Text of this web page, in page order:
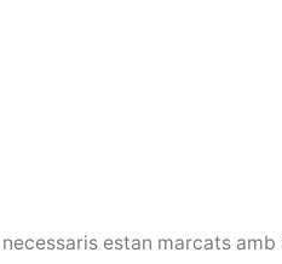
estan marcats amb